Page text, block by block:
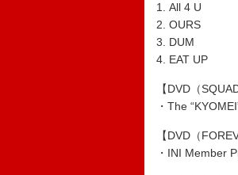
1. All 4 U
2. OURS
3. DUM
4. EAT UP
【DVD（
・The
【DVD（
・INI Member